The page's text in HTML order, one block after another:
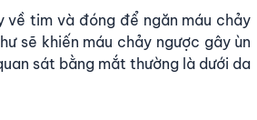
tim và đóng để ngăn máu chảy
sẽ khiến máu chảy ngược gây ùn
sát bằng mắt thường là dưới da